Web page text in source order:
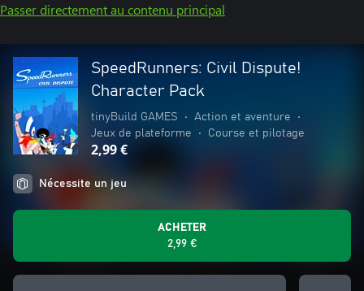
Passer directement au contenu principal
SpeedRunners: Civil Dispute!
Character Pack
tinyBuild GAMES • Action et aventure
•
Jeux de plateforme
• Course et pilotage
2,99 €
Nécessite un jeu
ACHETER
2,99 €